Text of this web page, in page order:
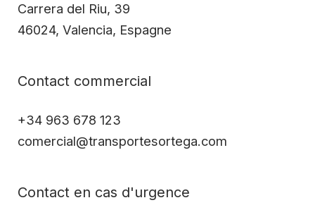
Carrera del Riu, 39
46024, Valencia, Espagne
Contact commercial
+34 963 678 123
comercial@transportesortega.com
Contact en cas d'urgence